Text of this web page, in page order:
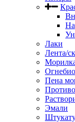
Лаки
Лента/
Пена
Эмали